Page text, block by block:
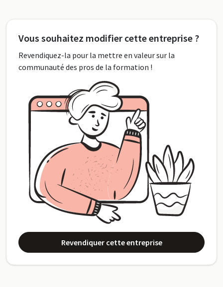
Vous souhaitez modifier cette entreprise ?
Revendiquez-la pour la mettre en valeur sur la
communauté des pros de la formation !
Revendiquer cette entreprise